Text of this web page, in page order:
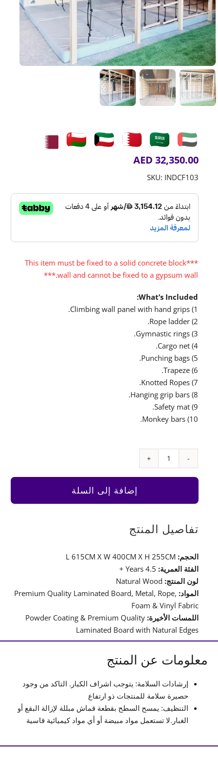
AED 32,350.00
SKU: INDCF103
***This item must be fixed to a solid concrete block
wall and cannot be fixed to a gypsum wall.***
What’s Included:
1) Climbing wall panel with hand grips.
2) Rope ladder.
3) Gymnastic rings.
4) Cargo net.
5) Punching bags.
6) Trapeze.
7) Knotted Ropes.
8) Hanging grip bars.
9) Safety mat.
10) Monkey bars.
كمية
Multi
إضافة إلى السلة
تفاصيل المنتج
الحجم:
الفئة العمرية:
لون المنتج:
المواد: Premium Quality Laminated Board, Metal, Rope,
Foam & Vinyl Fabric
اللمسات الأخيرة: Powder Coating & Premium Quality
Laminated Board with Natural Edges
معلومات عن المنتج
إرشادات السلامة: يتوجب اشراف الكبار. التاكد من وجود
حصيرة سلامة للمنتجات ذو ارتفاع
التنظيف: يمسح السطح بقطعة قماش مبللة لإزالة البقع أو
الغبار.لا تستعمل مواد مبيضة أو أي مواد كيميائية قاسية